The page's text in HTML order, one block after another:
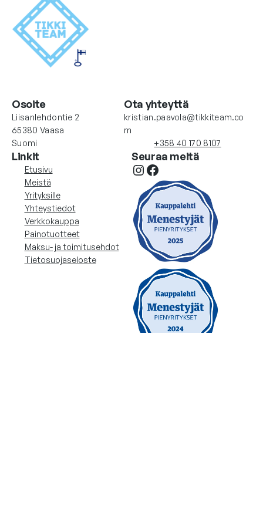
Osoite
Liisanlehdontie 2
65380 Vaasa
Suomi
Ota yhteyttä
kristian.paavola@tikkiteam.co
m
+358 40 170 8107
Linkit
Etusivu
Meistä
Yrityksille
Yhteystiedot
Verkkokauppa
Painotuotteet
Maksu- ja toimitusehdot
Tietosuojaseloste
Seuraa meitä
InstagramFacebook